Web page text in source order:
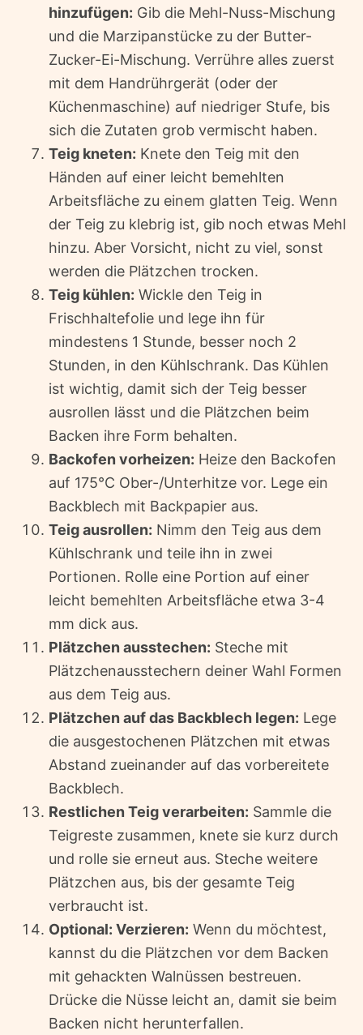
hinzufügen: Gib die Mehl-Nuss-Mischung
und die Marzipanstücke zu der Butter-
Zucker-Ei-Mischung. Verrühre alles zuerst
mit dem Handrührgerät (oder der
Küchenmaschine) auf niedriger Stufe, bis
sich die Zutaten grob vermischt haben.
Teig kneten: Knete den Teig mit den
Händen auf einer leicht bemehlten
Arbeitsfläche zu einem glatten Teig. Wenn
der Teig zu klebrig ist, gib noch etwas Mehl
hinzu. Aber Vorsicht, nicht zu viel, sonst
werden die Plätzchen trocken.
Teig kühlen: Wickle den Teig in
Frischhaltefolie und lege ihn für
mindestens 1 Stunde, besser noch 2
Stunden, in den Kühlschrank. Das Kühlen
ist wichtig, damit sich der Teig besser
ausrollen lässt und die Plätzchen beim
Backen ihre Form behalten.
Backofen vorheizen: Heize den Backofen
auf 175°C Ober-/Unterhitze vor. Lege ein
Backblech mit Backpapier aus.
Teig ausrollen: Nimm den Teig aus dem
Kühlschrank und teile ihn in zwei
Portionen. Rolle eine Portion auf einer
leicht bemehlten Arbeitsfläche etwa 3-4
mm dick aus.
Plätzchen ausstechen: Steche mit
Plätzchenausstechern deiner Wahl Formen
aus dem Teig aus.
Plätzchen auf das Backblech legen: Lege
die ausgestochenen Plätzchen mit etwas
Abstand zueinander auf das vorbereitete
Backblech.
Restlichen Teig verarbeiten: Sammle die
Teigreste zusammen, knete sie kurz durch
und rolle sie erneut aus. Steche weitere
Plätzchen aus, bis der gesamte Teig
verbraucht ist.
Optional: Verzieren: Wenn du möchtest,
kannst du die Plätzchen vor dem Backen
mit gehackten Walnüssen bestreuen.
Drücke die Nüsse leicht an, damit sie beim
Backen nicht herunterfallen.